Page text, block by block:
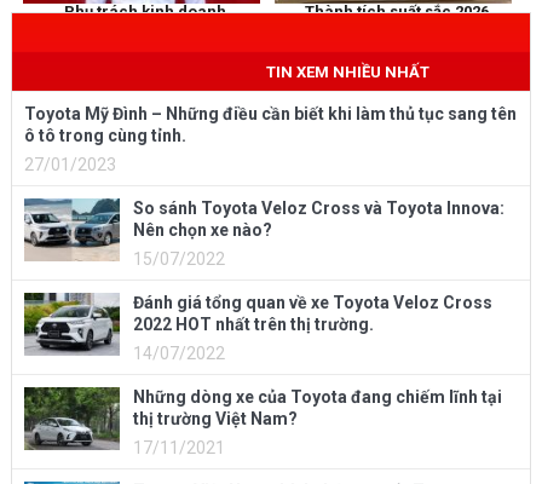
Phụ trách kinh doanh Thành tích suất sắc 2026
TIN XEM NHIỀU NHẤT
Toyota Mỹ Đình – Những điều cần biết khi làm thủ tục sang tên
ô tô trong cùng tỉnh.
27/01/2023
So sánh Toyota Veloz Cross và Toyota Innova:
Nên chọn xe nào?
15/07/2022
Đánh giá tổng quan về xe Toyota Veloz Cross
2022 HOT nhất trên thị trường.
14/07/2022
Những dòng xe của Toyota đang chiếm lĩnh tại
thị trường Việt Nam?
17/11/2021